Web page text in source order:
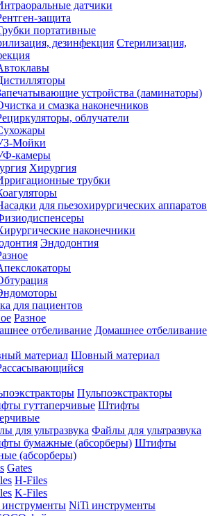
датчики
защита
портативные
Стерилизация,
устройства (ламинаторы)
и смазка наконечников
облучатели
Мойки
камеры
Хирургия
трубки
для пьезохирургических аппаратов
наконечники
Эндодонтия
для пациентов
Разное
Домашнее отбеливание
Шовный материал
Пульпоэкстракторы
Штифты
Файлы для ультразвука
Штифты
(абсорберы)
Gates
H-Files
K-Files
NiTi инструменты